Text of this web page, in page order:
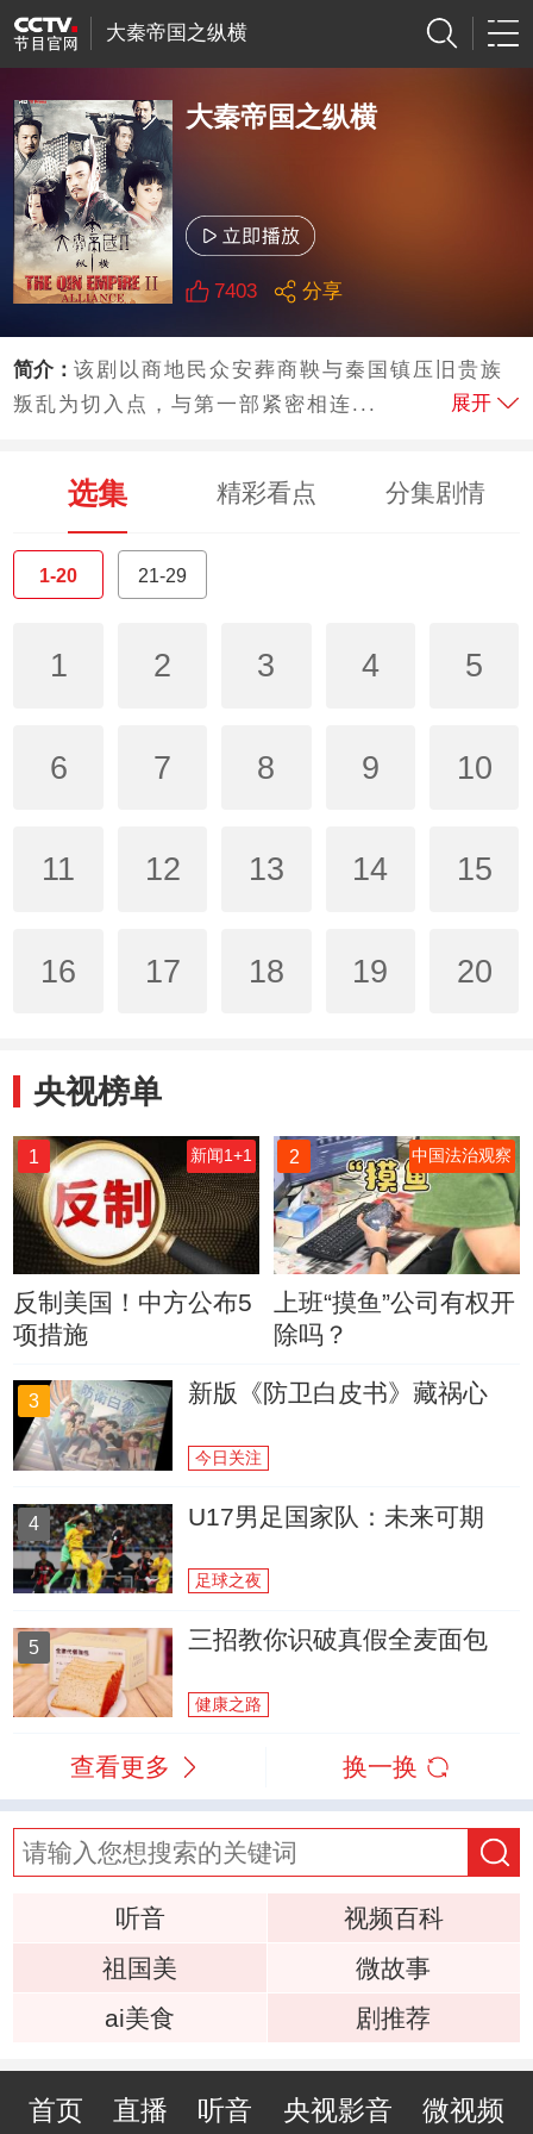
大秦帝国之纵横
大秦帝国之纵横
7403 分享
简介：该剧以商地民众安葬商鞅与秦国镇压旧贵族
叛乱为切入点，与第一部紧密相连...
展开
选集 精彩看点 分集剧情
1-20 21-29
1 2 3 4 5
6 7 8 9 10
11 12 13 14 15
16 17 18 19 20
央视榜单
1 新闻1+1
反制美国！中方公布5
项措施
2 中国法治观察
上班“摸鱼”公司有权开
除吗？
3 新版《防卫白皮书》藏祸心
今日关注
4 U17男足国家队：未来可期
足球之夜
5 三招教你识破真假全麦面包
健康之路
查看更多 换一换
听音
视频百科
祖国美
微故事
ai美食
剧推荐
首页 直播 听音 央视影音 微视频